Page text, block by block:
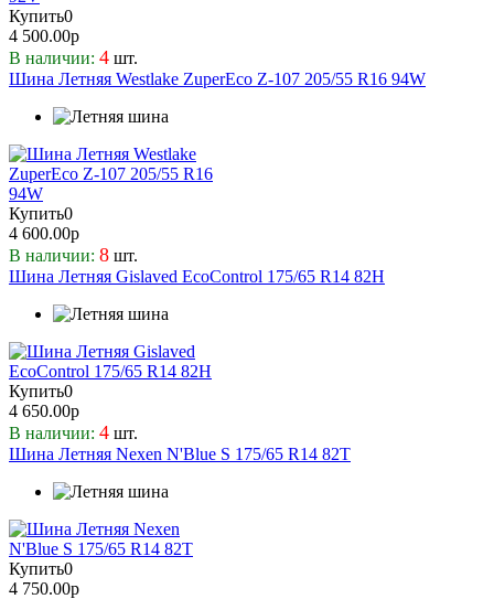
Windforce
Yokohama
Zelda
ZMAX
Белшина
КАМА
Купить0
4 500.00р
В наличии: 4 шт.
Шина Летняя Westlake ZuperEco Z-107 205/55 R16 94W
Купить0
4 600.00р
В наличии: 8 шт.
Шина Летняя Gislaved EcoControl 175/65 R14 82H
Купить0
4 650.00р
В наличии: 4 шт.
Шина Летняя Nexen N'Blue S 175/65 R14 82T
Купить0
4 750.00р